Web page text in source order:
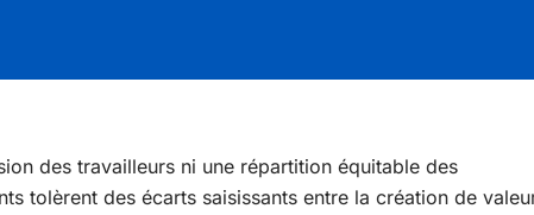
des travailleurs ni une répartition équitable des
tolèrent des écarts saisissants entre la création de